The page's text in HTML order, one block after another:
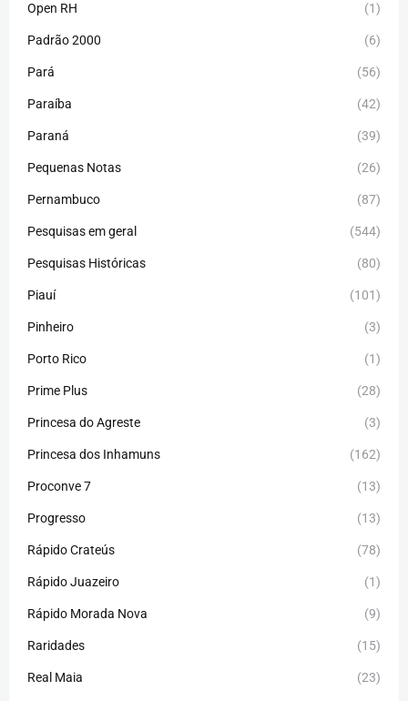
Open RH (1)
Padrão 2000 (6)
Pará (56)
Paraíba (42)
Paraná (39)
Pequenas Notas (26)
Pernambuco (87)
Pesquisas em geral (544)
Pesquisas Históricas (80)
Piauí (101)
Pinheiro (3)
Porto Rico (1)
Prime Plus (28)
Princesa do Agreste (3)
Princesa dos Inhamuns (162)
Proconve 7 (13)
Progresso (13)
Rápido Crateús (78)
Rápido Juazeiro (1)
Rápido Morada Nova (9)
Raridades (15)
Real Maia (23)